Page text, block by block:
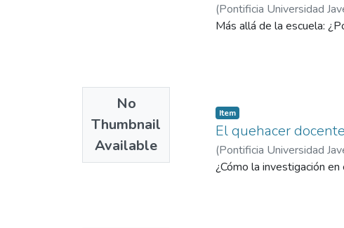
No
Thumbnail
Available
(Pontificia Universidad
Más allá de la escuela:
Item
El quehacer
(Pontificia Universidad
¿Cómo la investigación